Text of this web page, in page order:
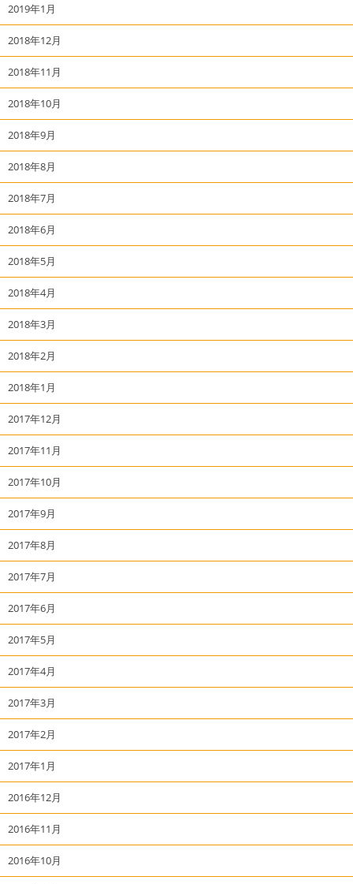
2019年1月
2018年12月
2018年11月
2018年10月
2018年9月
2018年8月
2018年7月
2018年6月
2018年5月
2018年4月
2018年3月
2018年2月
2018年1月
2017年12月
2017年11月
2017年10月
2017年9月
2017年8月
2017年7月
2017年6月
2017年5月
2017年4月
2017年3月
2017年2月
2017年1月
2016年12月
2016年11月
2016年10月